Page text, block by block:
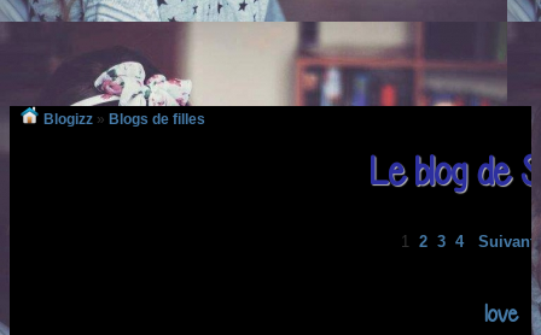
Blogizz » Blogs de filles
Le blog de
1 2 3 4 Suivant
love